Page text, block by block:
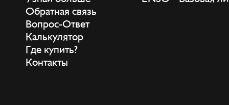
Обратная связь
Вопрос-Ответ
Калькулятор
Где купить?
Контакты